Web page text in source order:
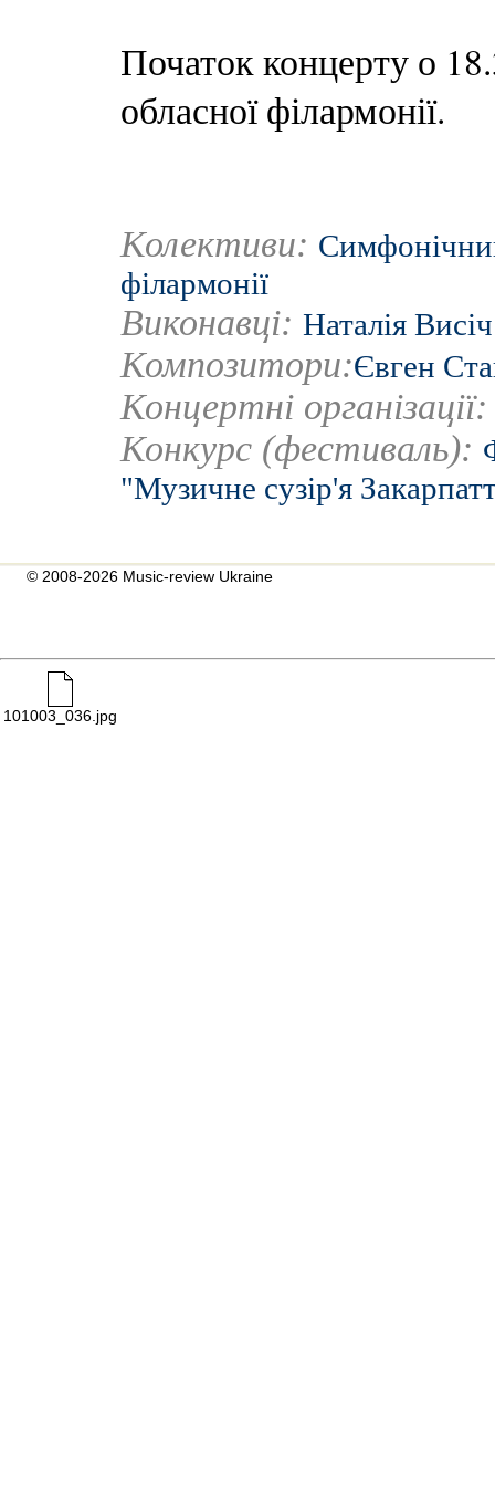
Початок концерту о
обласної філармонії.
Колективи:
філармонії
Виконавці: Наталія Висіч
Композитори:Євген
Концертні
Конкурс (фестиваль):
"Музичне сузір'я
© 2008-2026 Music-review Ukraine
101003_036.jpg